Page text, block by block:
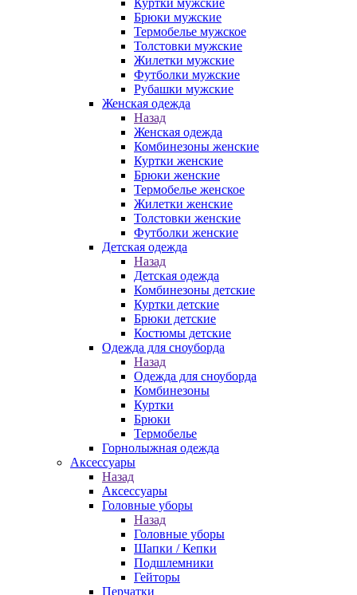
Куртки мужские
Брюки мужские
Термобелье мужское
Толстовки мужские
Жилетки мужские
Футболки мужские
Рубашки мужские
Женская одежда
Назад
Женская одежда
Комбинезоны женские
Куртки женские
Брюки женские
Термобелье женское
Жилетки женские
Толстовки женские
Футболки женские
Детская одежда
Назад
Детская одежда
Комбинезоны детские
Куртки детские
Брюки детские
Костюмы детские
Одежда для сноуборда
Назад
Одежда для сноуборда
Комбинезоны
Куртки
Брюки
Термобелье
Горнолыжная одежда
Аксессуары
Назад
Аксессуары
Головные уборы
Назад
Головные уборы
Шапки / Кепки
Подшлемники
Гейторы
Перчатки